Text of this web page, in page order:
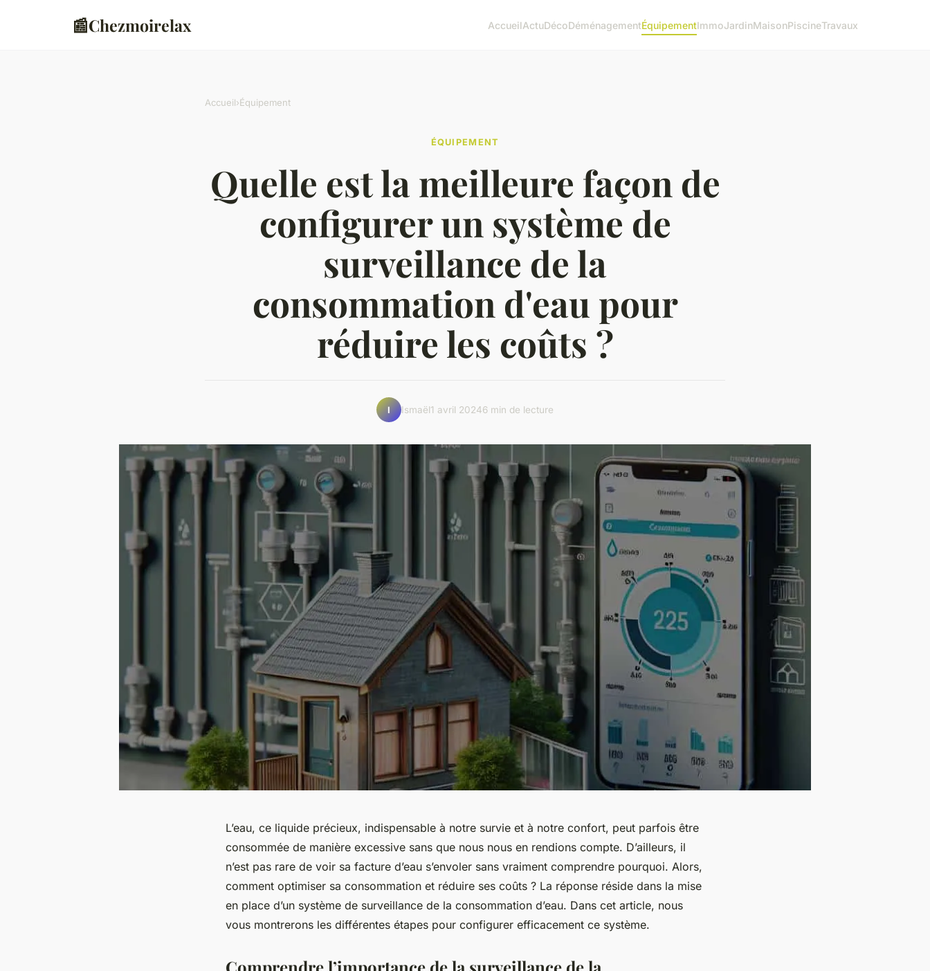
📰Chezmoirelax AccueilActuDécoDéménagementÉquipementImmoJardinMaisonPiscineTravaux
Accueil›Équipement
ÉQUIPEMENT
Quelle est la meilleure façon de
configurer un système de
surveillance de la
consommation d'eau pour
réduire les coûts ?
I Ismaël1 avril 20246 min de lecture
L’eau, ce liquide précieux, indispensable à notre survie et à notre confort, peut parfois être
consommée de manière excessive sans que nous nous en rendions compte. D’ailleurs, il
n’est pas rare de voir sa facture d’eau s’envoler sans vraiment comprendre pourquoi. Alors,
comment optimiser sa consommation et réduire ses coûts ? La réponse réside dans la mise
en place d’un système de surveillance de la consommation d’eau. Dans cet article, nous
vous montrerons les différentes étapes pour configurer efficacement ce système.